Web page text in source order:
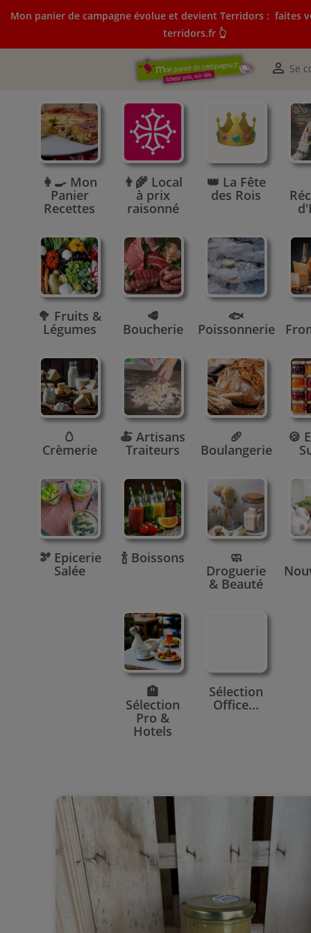
Mon panier de campagne évolue et devient Terridors : faites
terridors.fr 👆
 Se
Mon panier de campagne évolue et devient Terridors:
courses sur terridors.fr 👆
👩‍🍳 Mon
Panier
Recettes
👨‍🌾 Local
à prix
raisonné
👑 La Fête
des Rois
🥦 Fruits &
Légumes
🥩
Boucherie
🐟
Poissonnerie
🥚
Crèmerie
🍝 Artisans
Traiteurs
🥖
Boulangerie
🍪
🫘 Epicerie
Salée
🍾 Boissons 🧼
Droguerie
& Beauté
🏨
Sélection
Pro &
Hotels
Sélection
Office...